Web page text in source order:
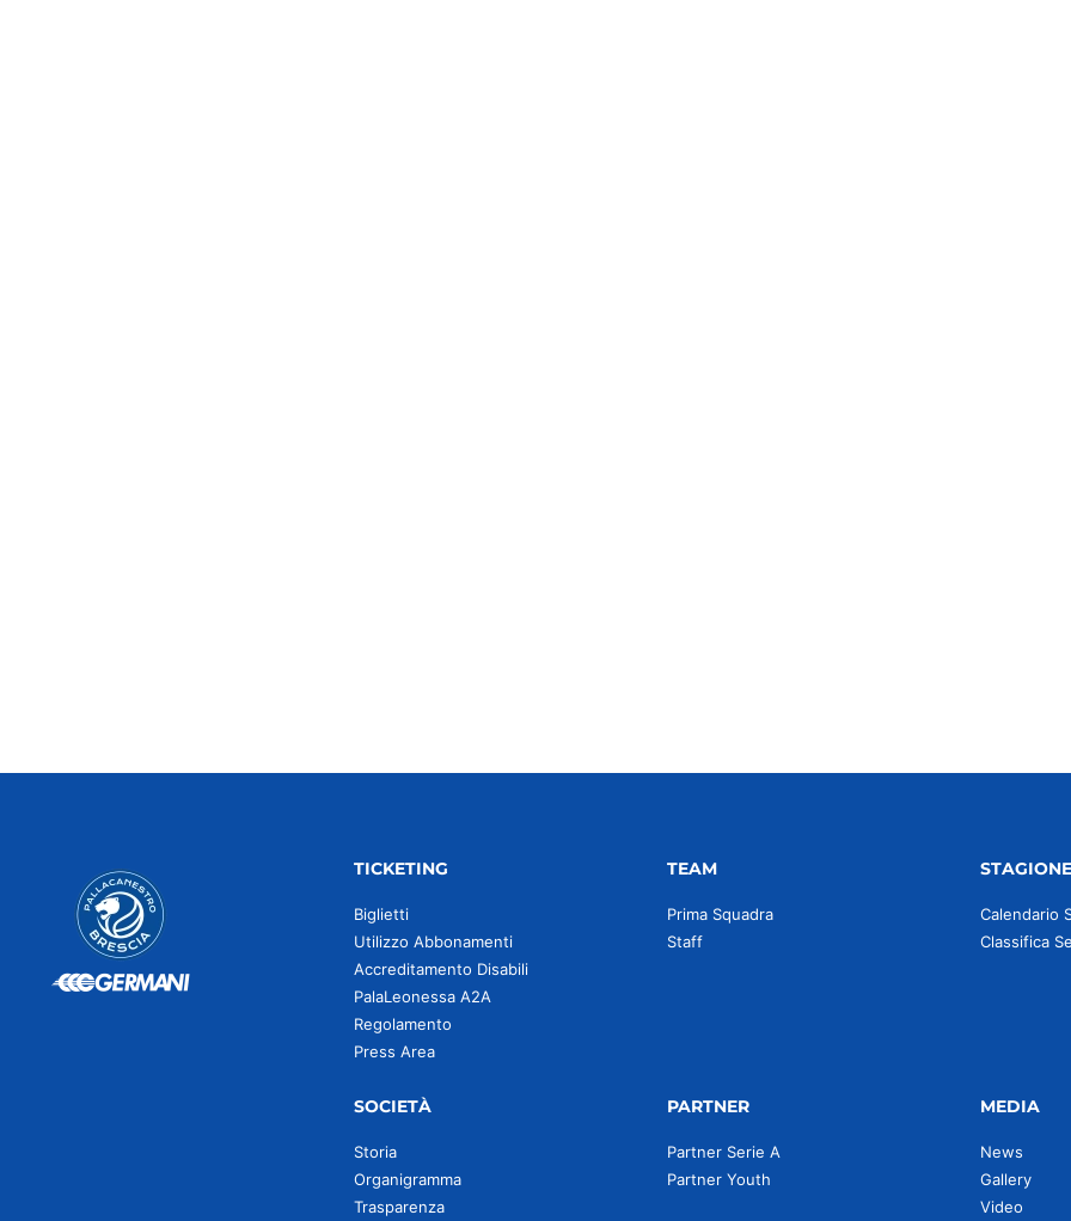
TICKETING
Biglietti
Utilizzo Abbonamenti
Accreditamento Disabili
PalaLeonessa A2A
Regolamento
Press Area
TEAM
Prima Squadra
Staff
STAGIONE
Calendario
Classifica
SOCIETÀ
Storia
Organigramma
Trasparenza
PARTNER
Partner Serie A
Partner Youth
MEDIA
News
Gallery
Video